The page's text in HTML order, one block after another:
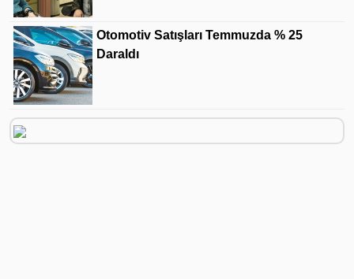
Otomotiv Satışları Temmuzda % 25
Daraldı